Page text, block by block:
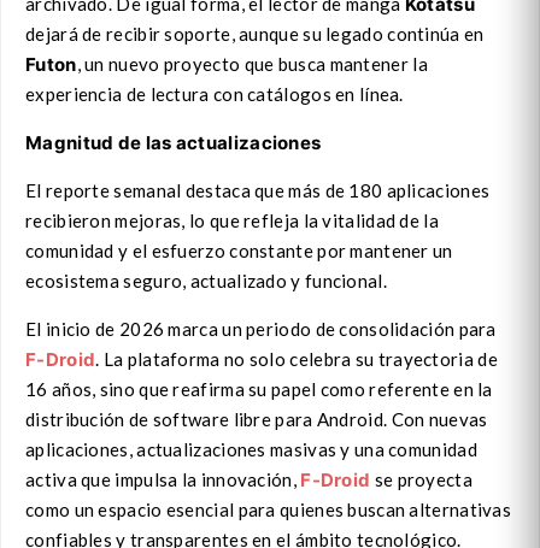
dejará de recibir soporte, aunque su legado continúa en
Futon , un nuevo proyecto que busca mantener la
experiencia de lectura con catálogos en línea.
Magnitud de las actualizaciones
El reporte semanal destaca que más de 180 aplicaciones
recibieron mejoras, lo que refleja la vitalidad de la
comunidad y el esfuerzo constante por mantener un
ecosistema seguro, actualizado y funcional.
El inicio de 2026 marca un periodo de consolidación para
F-Droid . La plataforma no solo celebra su trayectoria de
16 años, sino que reafirma su papel como referente en la
distribución de software libre para Android. Con nuevas
aplicaciones, actualizaciones masivas y una comunidad
activa que impulsa la innovación, F-Droid se proyecta
como un espacio esencial para quienes buscan alternativas
confiables y transparentes en el ámbito tecnológico.